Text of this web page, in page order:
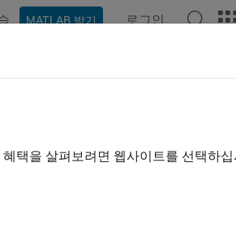
MATLAB 받기 로그인
택을 살펴보려면 웹사이트를 선택하